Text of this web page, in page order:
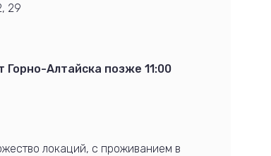
29
Горно-Алтайска позже 11:00
локаций, с проживанием в